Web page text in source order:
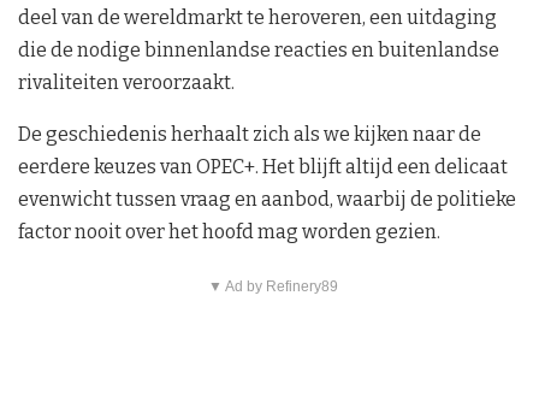
deel van de wereldmarkt te heroveren, een uitdaging
die de nodige binnenlandse reacties en buitenlandse
rivaliteiten veroorzaakt.
De geschiedenis herhaalt zich als we kijken naar de
eerdere keuzes van OPEC+. Het blijft altijd een delicaat
evenwicht tussen vraag en aanbod, waarbij de politieke
factor nooit over het hoofd mag worden gezien.
▼ Ad by Refinery89